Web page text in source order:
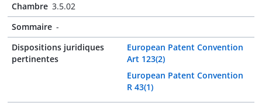
Chambre 3.5.02
Sommaire -
Dispositions juridiques
pertinentes
European Patent Convention
Art 123(2)
European Patent Convention
R 43(1)